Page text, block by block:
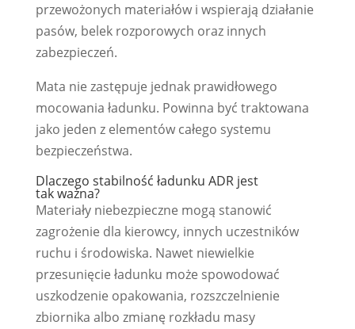
przewożonych materiałów i wspierają działanie
pasów, belek rozporowych oraz innych
zabezpieczeń.
Mata nie zastępuje jednak prawidłowego
mocowania ładunku. Powinna być traktowana
jako jeden z elementów całego systemu
bezpieczeństwa.
Dlaczego stabilność ładunku ADR jest
tak ważna?
Materiały niebezpieczne mogą stanowić
zagrożenie dla kierowcy, innych uczestników
ruchu i środowiska. Nawet niewielkie
przesunięcie ładunku może spowodować
uszkodzenie opakowania, rozszczelnienie
zbiornika albo zmianę rozkładu masy